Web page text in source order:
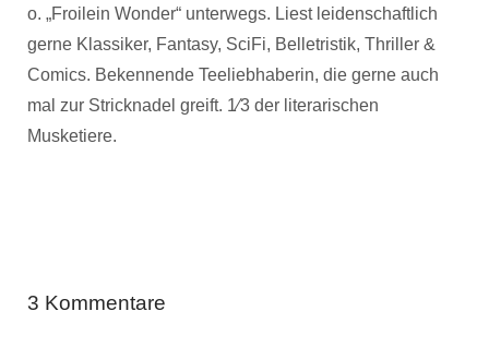
o. „Froilein Wonder“ unterwegs. Liest leidenschaftlich
gerne Klassiker, Fantasy, SciFi, Belletristik, Thriller &
Comics. Bekennende Teeliebhaberin, die gerne auch
mal zur Stricknadel greift. 1⁄3 der literarischen
Musketiere.
3 Kommentare